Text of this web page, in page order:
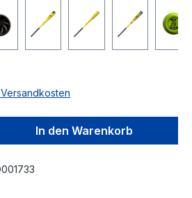
Gib den
In den Warenkorb